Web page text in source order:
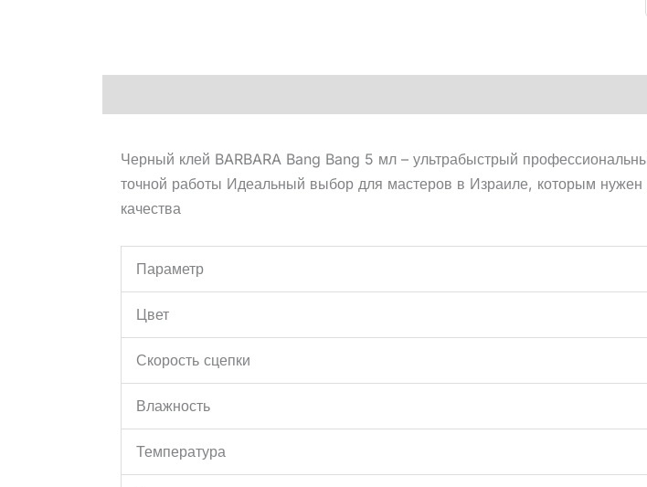
Черный клей BARBARA Bang Bang 5 мл – ультрабыстрый
точной работы Идеальный выбор для мастеров в Израиле, которым нужен
качества
Параметр
Цвет
Скорость сцепки
Влажность
Температура